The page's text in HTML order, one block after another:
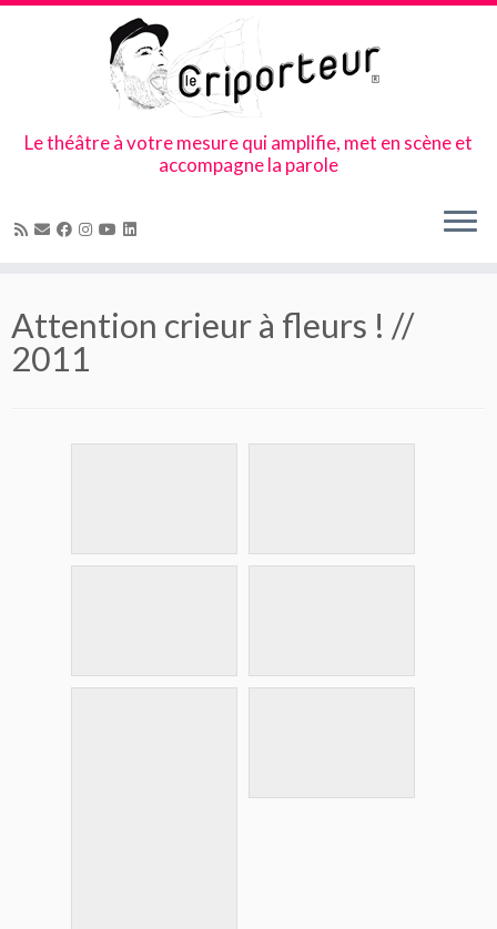
content
Le théâtre à votre mesure qui amplifie, met en scène et
accompagne la parole
Attention crieur à fleurs ! //
2011